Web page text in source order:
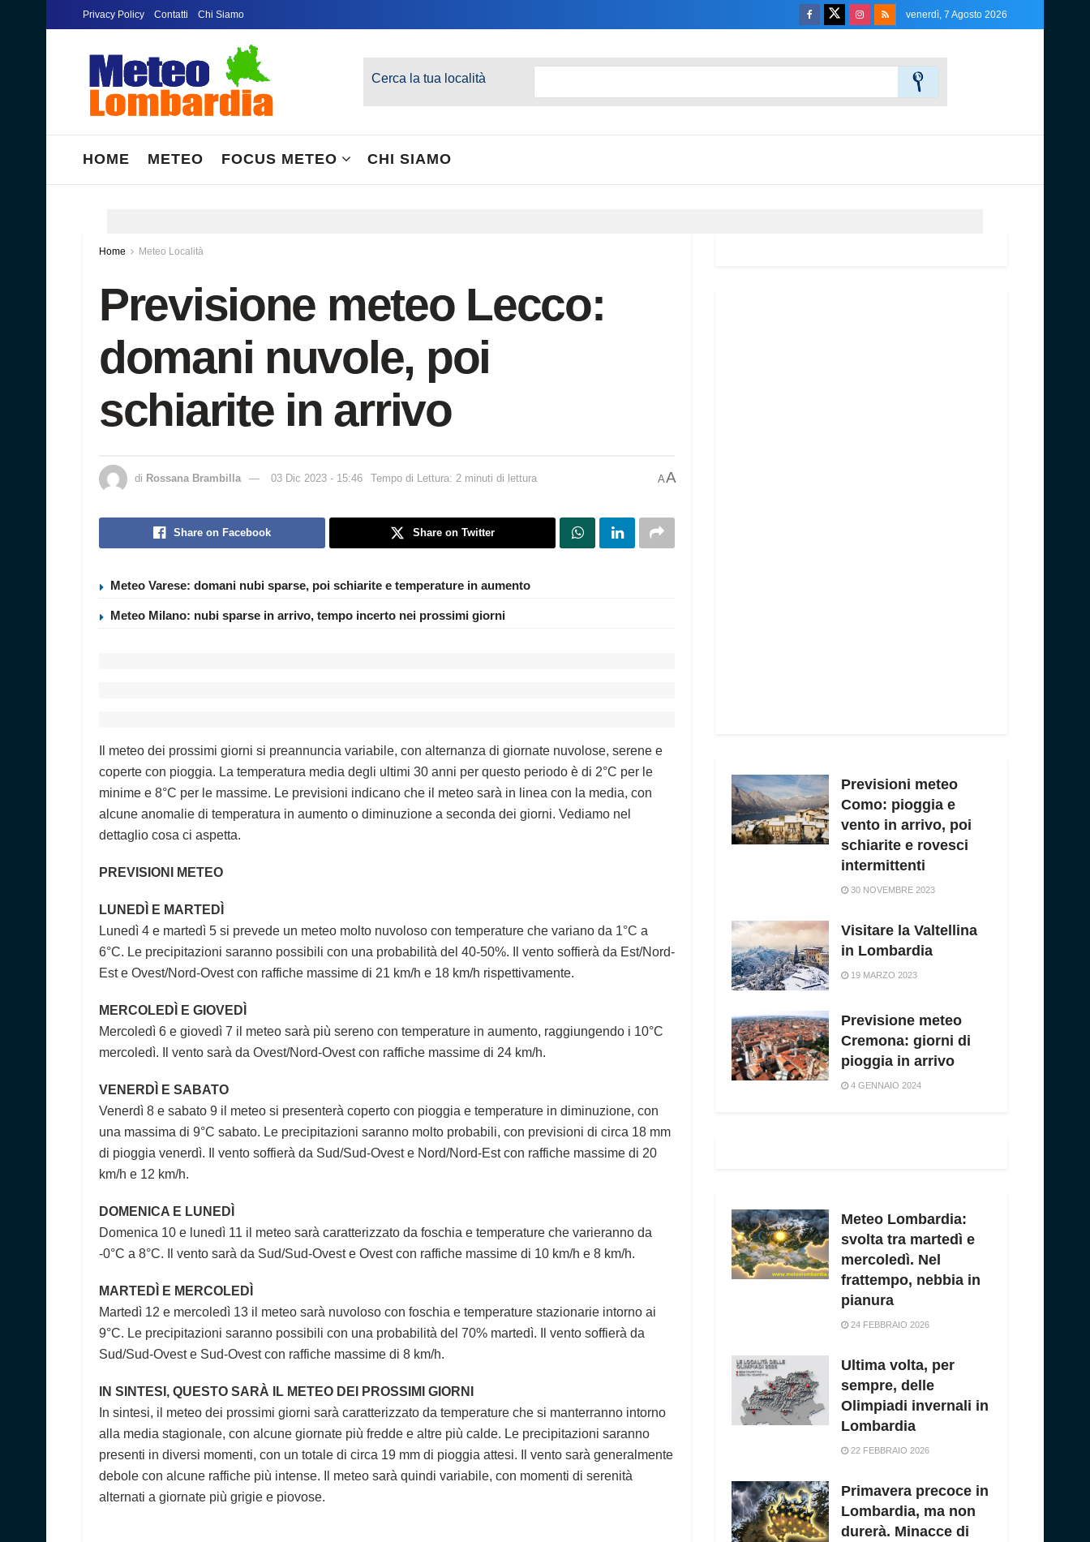
Privacy Policy Contatti Chi Siamo venerdì, 7 Agosto 2026
Cerca la tua località
HOME METEO FOCUS METEO CHI SIAMO
Home Meteo Località
Previsione meteo Lecco:
domani nuvole, poi
schiarite in arrivo
di Rossana Brambilla 03 Dic 2023 - 15:46 Tempo di Lettura: 2 minuti di lettura AA
Share on Facebook Share on Twitter
Meteo Varese: domani nubi sparse, poi schiarite e temperature in aumento
Meteo Milano: nubi sparse in arrivo, tempo incerto nei prossimi giorni
Il meteo dei prossimi giorni si preannuncia variabile, con alternanza di giornate nuvolose, serene e
coperte con pioggia. La temperatura media degli ultimi 30 anni per questo periodo è di 2°C per le
minime e 8°C per le massime. Le previsioni indicano che il meteo sarà in linea con la media, con
alcune anomalie di temperatura in aumento o diminuzione a seconda dei giorni. Vediamo nel
dettaglio cosa ci aspetta.
PREVISIONI METEO
LUNEDÌ E MARTEDÌ
Lunedì 4 e martedì 5 si prevede un meteo molto nuvoloso con temperature che variano da 1°C a
6°C. Le precipitazioni saranno possibili con una probabilità del 40-50%. Il vento soffierà da Est/Nord-
Est e Ovest/Nord-Ovest con raffiche massime di 21 km/h e 18 km/h rispettivamente.
MERCOLEDÌ E GIOVEDÌ
Mercoledì 6 e giovedì 7 il meteo sarà più sereno con temperature in aumento, raggiungendo i 10°C
mercoledì. Il vento sarà da Ovest/Nord-Ovest con raffiche massime di 24 km/h.
VENERDÌ E SABATO
Venerdì 8 e sabato 9 il meteo si presenterà coperto con pioggia e temperature in diminuzione, con
una massima di 9°C sabato. Le precipitazioni saranno molto probabili, con previsioni di circa 18 mm
di pioggia venerdì. Il vento soffierà da Sud/Sud-Ovest e Nord/Nord-Est con raffiche massime di 20
km/h e 12 km/h.
DOMENICA E LUNEDÌ
Domenica 10 e lunedì 11 il meteo sarà caratterizzato da foschia e temperature che varieranno da
-0°C a 8°C. Il vento sarà da Sud/Sud-Ovest e Ovest con raffiche massime di 10 km/h e 8 km/h.
MARTEDÌ E MERCOLEDÌ
Martedì 12 e mercoledì 13 il meteo sarà nuvoloso con foschia e temperature stazionarie intorno ai
9°C. Le precipitazioni saranno possibili con una probabilità del 70% martedì. Il vento soffierà da
Sud/Sud-Ovest e Sud-Ovest con raffiche massime di 8 km/h.
IN SINTESI, QUESTO SARÀ IL METEO DEI PROSSIMI GIORNI
In sintesi, il meteo dei prossimi giorni sarà caratterizzato da temperature che si manterranno intorno
alla media stagionale, con alcune giornate più fredde e altre più calde. Le precipitazioni saranno
presenti in diversi momenti, con un totale di circa 19 mm di pioggia attesi. Il vento sarà generalmente
debole con alcune raffiche più intense. Il meteo sarà quindi variabile, con momenti di serenità
alternati a giornate più grigie e piovose.
Previsioni meteo
Como: pioggia e
vento in arrivo, poi
schiarite e rovesci
intermittenti
30 NOVEMBRE 2023
Visitare la Valtellina
in Lombardia
19 MARZO 2023
Previsione meteo
Cremona: giorni di
pioggia in arrivo
4 GENNAIO 2024
Meteo Lombardia:
svolta tra martedì e
mercoledì. Nel
frattempo, nebbia in
pianura
24 FEBBRAIO 2026
Ultima volta, per
sempre, delle
Olimpiadi invernali in
Lombardia
22 FEBBRAIO 2026
Primavera precoce in
Lombardia, ma non
durerà. Minacce di